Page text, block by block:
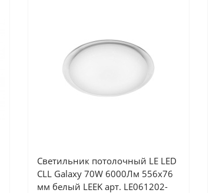
Светильник потолочный LE LED
CLL Galaxy 70W 6000Лм 556x76
мм белый LEEK арт. LE061202-